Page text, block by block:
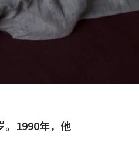
1990年，他